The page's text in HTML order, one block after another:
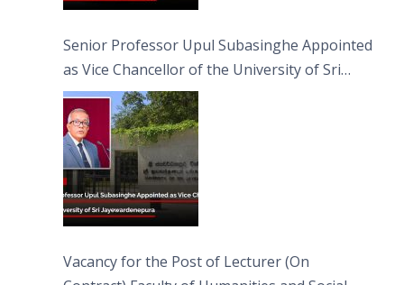
Senior Professor Upul Subasinghe Appointed
as Vice Chancellor of the University of Sri
Jayewardenepura
Vacancy for the Post of Lecturer (On